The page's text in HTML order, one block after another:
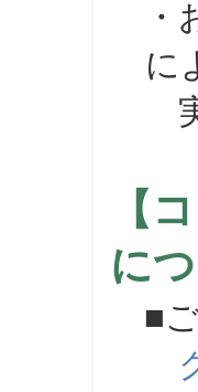
・
に
実
【
に
■ご